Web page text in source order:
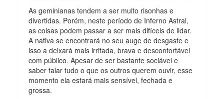
As geminianas tendem a ser muito risonhas e
divertidas. Porém, neste período de Inferno Astral,
as coisas podem passar a ser mais difíceis de lidar.
A nativa se encontrará no seu auge de desgaste e
isso a deixará mais irritada, brava e desconfortável
com público. Apesar de ser bastante sociável e
saber falar tudo o que os outros querem ouvir, esse
momento ela estará mais sensível, fechada e
grossa.